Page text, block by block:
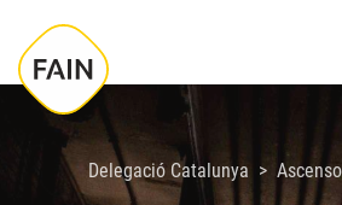
este
sitio
Delegació Catalunya